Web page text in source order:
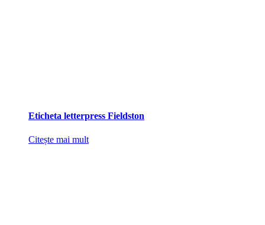
Eticheta letterpress Fieldston
Citește mai mult